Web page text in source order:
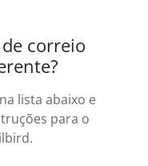
correio
lista abaixo e
para o